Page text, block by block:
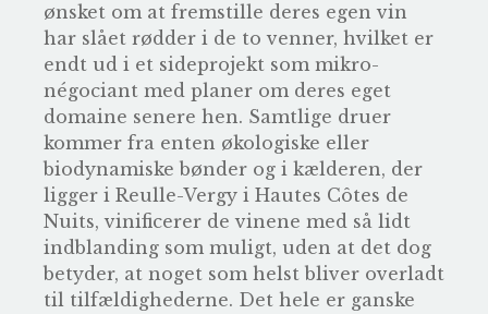
ønsket om at fremstille deres egen vin
har slået rødder i de to venner, hvilket er
endt ud i et sideprojekt som mikro-
négociant med planer om deres eget
domaine senere hen. Samtlige druer
kommer fra enten økologiske eller
biodynamiske bønder og i kælderen, der
ligger i Reulle-Vergy i Hautes Côtes de
Nuits, vinificerer de vinene med så lidt
indblanding som muligt, uden at det dog
betyder, at noget som helst bliver overladt
til tilfældighederne. Det hele er ganske